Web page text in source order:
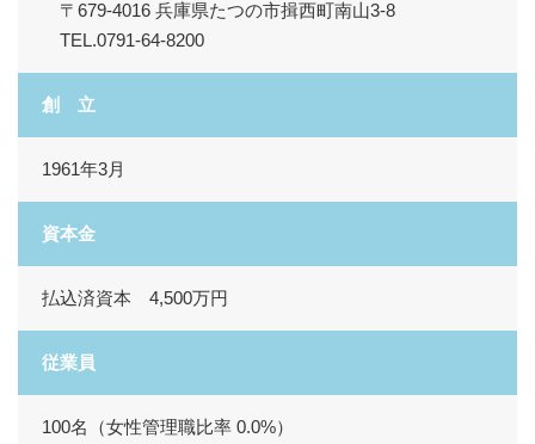
〒679-4016 兵庫県たつの市揖西町南山3-8
TEL.0791-64-8200
創 立
1961年3月
資本金
払込済資本 4,500万円
従業員
100名（女性管理職比率 0.0%）